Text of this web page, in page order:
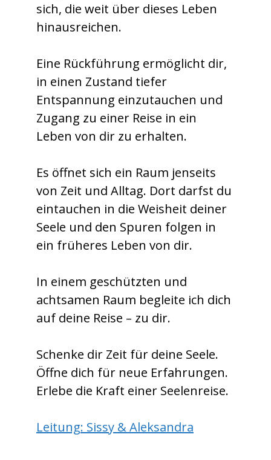
sich, die weit über dieses Leben
hinausreichen.
Eine Rückführung ermöglicht dir,
in einen Zustand tiefer
Entspannung einzutauchen und
Zugang zu einer Reise in ein
Leben von dir zu erhalten.
Es öffnet sich ein Raum jenseits
von Zeit und Alltag. Dort darfst du
eintauchen in die Weisheit deiner
Seele und den Spuren folgen in
ein früheres Leben von dir.
In einem geschützten und
achtsamen Raum begleite ich dich
auf deine Reise – zu dir.
Schenke dir Zeit für deine Seele.
Öffne dich für neue Erfahrungen.
Erlebe die Kraft einer Seelenreise.
Leitung: Sissy & Aleksandra